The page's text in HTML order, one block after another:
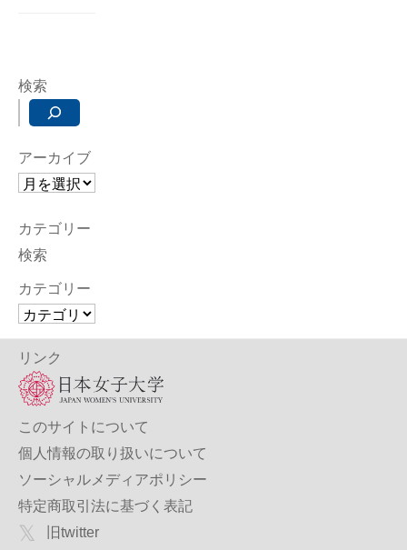
検索
アーカイブ
カテゴリー
検索
カテゴリー
リンク
このサイトについて
個人情報の取り扱いについて
ソーシャルメディアポリシー
特定商取引法に基づく表記
旧twitter